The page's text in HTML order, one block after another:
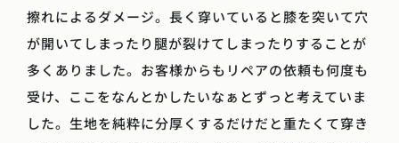
擦れによるダメージ。長く穿いていると膝を突いて穴
が開いてしまったり腿が裂けてしまったりすることが
多くありました。お客様からもリペアの依頼も何度も
受け、ここをなんとかしたいなぁとずっと考えていま
した。生地を純粋に分厚くするだけだと重たくて穿き